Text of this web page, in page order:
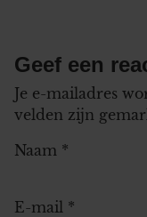
Geef een
Je e-mailadres
velden zijn
Naam *
E-mail *